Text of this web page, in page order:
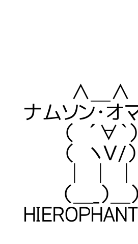
∧＿∧
ナムソン・オ
（ ´∀
（ ヽＶ/
（＿_）
HIEROPHANT